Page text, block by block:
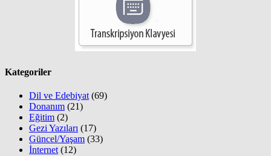
Kategoriler
Dil ve Edebiyat (69)
Donanım (21)
Eğitim (2)
Gezi Yazıları (17)
Güncel/Yaşam (33)
İnternet (12)